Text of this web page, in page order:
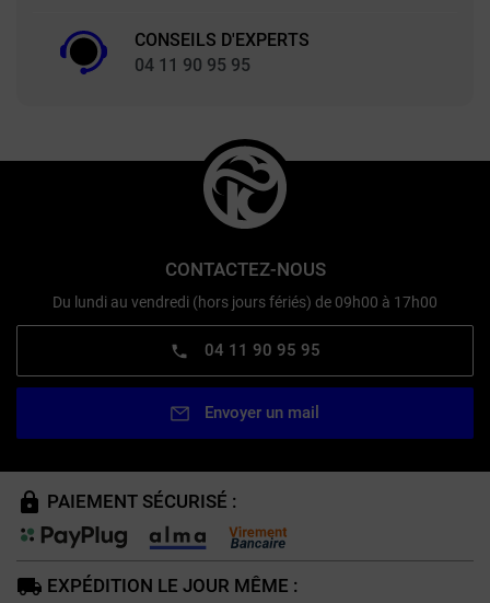
CONSEILS D'EXPERTS
04 11 90 95 95
CONTACTEZ-NOUS
Du lundi au vendredi (hors jours fériés) de 09h00 à 17h00
04 11 90 95 95
Envoyer un mail
PAIEMENT SÉCURISÉ :
EXPÉDITION LE JOUR MÊME :